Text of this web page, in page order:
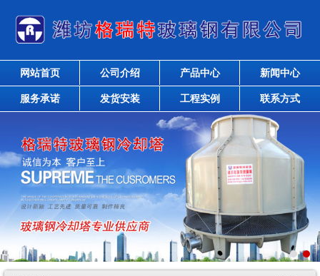
网站首页 公司介绍 产品中心 新闻中心
服务承诺 发货安装 工程实例 联系方式